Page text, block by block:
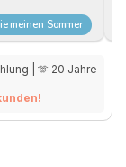
meinen Sommer
| 🫶 20 Jahre